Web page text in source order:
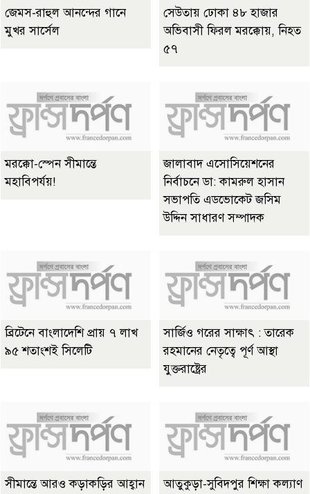
জেমস-রাহুল আনন্দের গানে
মুখর সার্সেল
সেউতায় ঢোকা ৪৮ হাজার
অভিবাসী ফিরল মরক্কোয়, নিহত
৫৭
মরক্কো-স্পেন সীমান্তে
মহাবিপর্যয়!
জালাবাদ এসোসিয়েশনের
নির্বাচনে ডা: কামরুল হাসান
সভাপতি এডভোকেট জসিম
উদ্দিন সাধারণ সম্পাদক
ব্রিটেনে বাংলাদেশি প্রায় ৭ লাখ
৯৫ শতাংশই সিলেটি
সার্জিও গরের সাক্ষাৎ : তারেক
রহমানের নেতৃত্বে পূর্ণ আস্থা
যুক্তরাষ্ট্রের
সীমান্তে আরও কড়াকড়ির আহ্বান
আতুকুড়া-সুবিদপুর শিক্ষা কল্যাণ